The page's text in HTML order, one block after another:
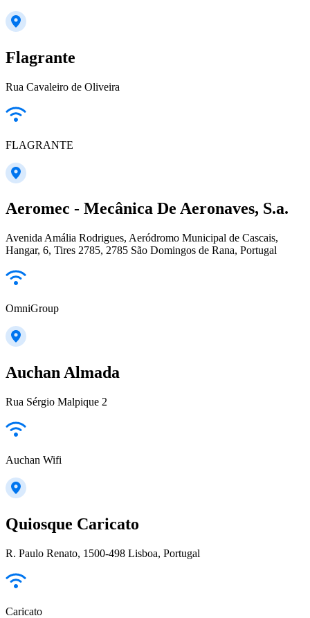
Flagrante
Rua Cavaleiro de Oliveira
FLAGRANTE
Aeromec - Mecânica De Aeronaves, S.a.
Avenida Amália Rodrigues, Aeródromo Municipal de Cascais,
Hangar, 6, Tires 2785, 2785 São Domingos de Rana, Portugal
OmniGroup
Auchan Almada
Rua Sérgio Malpique 2
Auchan Wifi
Quiosque Caricato
R. Paulo Renato, 1500-498 Lisboa, Portugal
Caricato